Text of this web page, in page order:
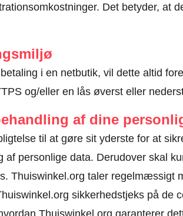
Det betyder, at
i en netbutik, vil dette altid
og/eller en lås øverst eller
af dine
til at gøre sit yderste for at
af personlige data. Derudover skal
Thuiswinkel.org taler regelmæssigt
sikkerhedstjeks på de
Thuiswinkel.org garanterer